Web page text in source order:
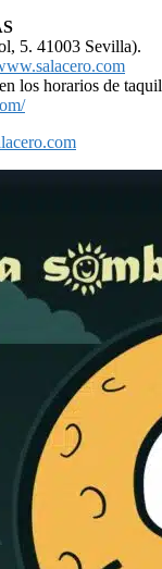
5. 41003 Sevilla).
los horarios de